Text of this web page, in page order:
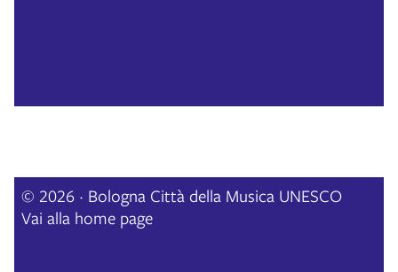
© 2026 · Bologna Città della Musica UNESCO
Vai alla home page